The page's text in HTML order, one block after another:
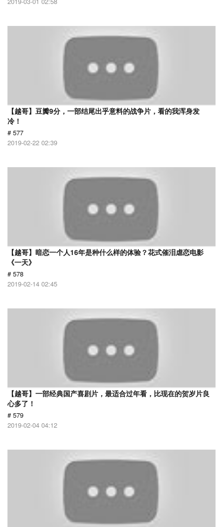
【越哥】豆瓣9分，一部结尾出乎意料的战争片，看的我浑身发
冷！
# 577
2019-02-22 02:39
【越哥】暗恋一个人16年是种什么样的体验？花式催泪虐恋电影
《一天》
# 578
2019-02-14 02:45
【越哥】一部经典国产喜剧片，最适合过年看，比现在的贺岁片良
心多了！
# 579
2019-02-04 04:12